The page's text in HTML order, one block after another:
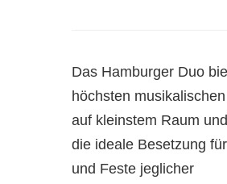
Das Hamburger Duo
höchsten
auf kleinstem Raum
die ideale Besetzung
und Feste jeglicher